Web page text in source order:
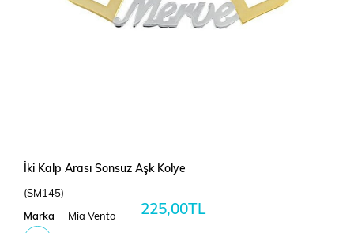
İki Kalp Arası Sonsuz Aşk Kolye
(SM145)
Marka Mia Vento 225,00TL